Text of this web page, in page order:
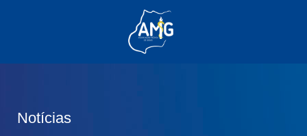
Notícias